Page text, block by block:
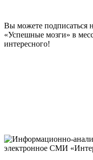
Вы можете подписаться
«Успешные мозги» в
интересного!